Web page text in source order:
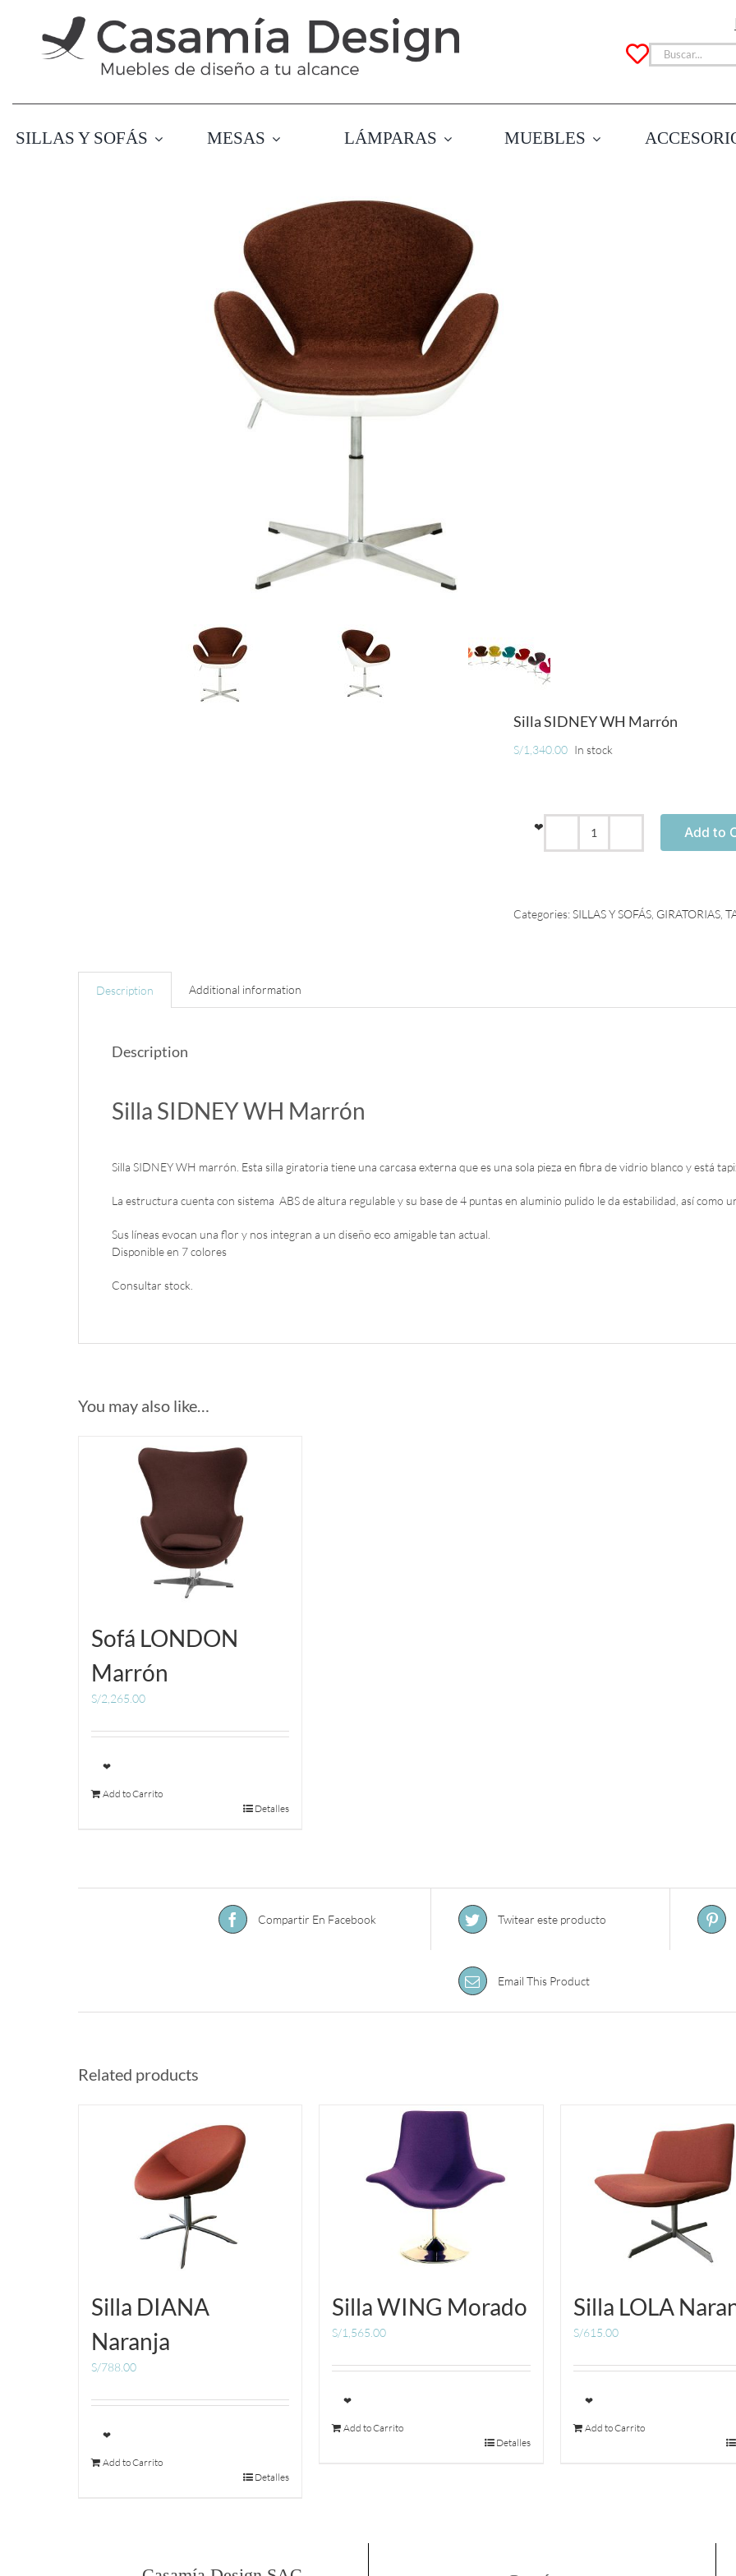
contenido
Buscar:
SILLAS Y SOFÁS MESAS LÁMPARAS MUEBLES
Silla SIDNEY WH Marrón
S/1,340.00 In stock
❤
Silla
quantity
Add to
Categories:SILLAS Y SOFÁS, GIRATORIAS,
Description Additional information
Description
Silla SIDNEY WH Marrón
Silla SIDNEY WH marrón. Esta silla giratoria tiene una carcasa externa que es una sola pieza en fibra de vidrio blanco y está
La estructura cuenta con sistema ABS de altura regulable y su base de 4 puntas en aluminio pulido le da estabilidad, así como
Sus líneas evocan una flor y nos integran a un diseño eco amigable tan actual.
Disponible en 7 colores
Consultar stock.
You may also like…
Sofá LONDON
Marrón
S/2,265.00
❤
Add to Carrito
Detalles
Compartir En Facebook Twitear este producto
Email This Product
Related products
Silla DIANA
Naranja
S/788.00
❤
Add to Carrito
Detalles
Silla WING Morado
S/1,565.00
❤
Add to Carrito
Detalles
Silla LOLA
S/615.00
❤
Add to Carrito